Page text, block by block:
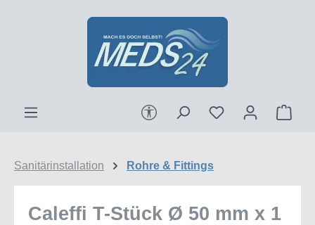
Zum Hauptinhalt springen
Werkzeugleiste anzeigen
Sanitärinstallation Rohre & Fittings
Caleffi T-Stück Ø 50 mm x 1